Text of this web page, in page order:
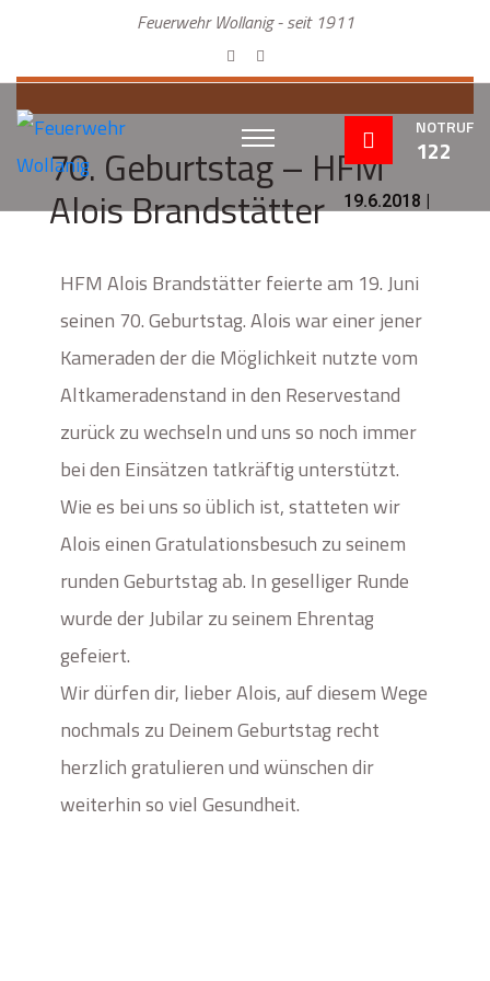
Feuerwehr Wollanig - seit 1911
NOTRUF
122
70. Geburtstag – HFM
Alois Brandstätter 19.6.2018 |
HFM Alois Brandstätter feierte am 19. Juni
seinen 70. Geburtstag. Alois war einer jener
Kameraden der die Möglichkeit nutzte vom
Altkameradenstand in den Reservestand
zurück zu wechseln und uns so noch immer
bei den Einsätzen tatkräftig unterstützt.
Wie es bei uns so üblich ist, statteten wir
Alois einen Gratulationsbesuch zu seinem
runden Geburtstag ab. In geselliger Runde
wurde der Jubilar zu seinem Ehrentag
gefeiert.
Wir dürfen dir, lieber Alois, auf diesem Wege
nochmals zu Deinem Geburtstag recht
herzlich gratulieren und wünschen dir
weiterhin so viel Gesundheit.